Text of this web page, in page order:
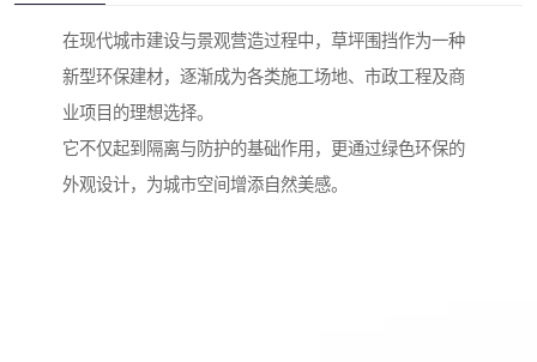
在现代城市建设与景观营造过程中，草坪围挡作为一种
新型环保建材，逐渐成为各类施工场地、市政工程及商
业项目的理想选择。
它不仅起到隔离与防护的基础作用，更通过绿色环保的
外观设计，为城市空间增添自然美感。